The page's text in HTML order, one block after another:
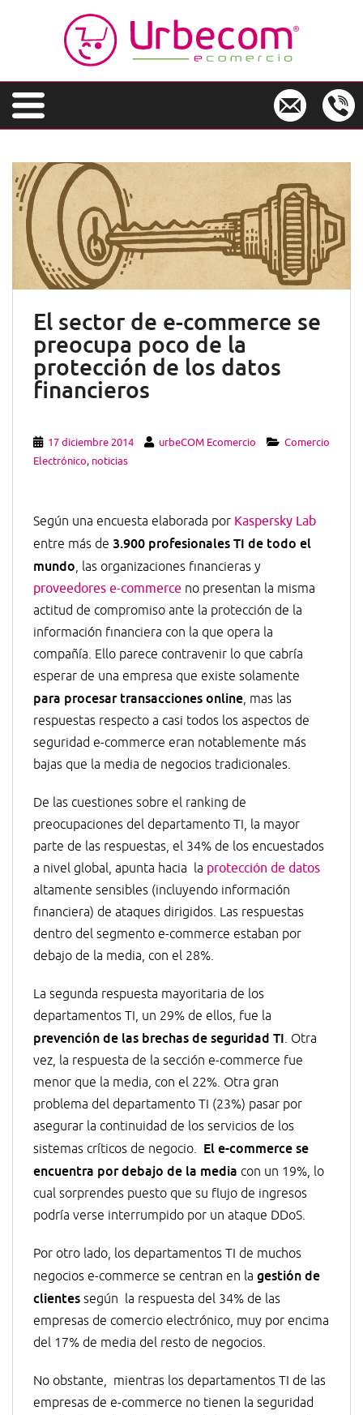
t
El sector de e-commerce se
preocupa poco de la
protección de los datos
financieros
17 diciembre 2014 urbeCOM Ecomercio
Comercio
Electrónico, noticias
Según una encuesta elaborada por Kaspersky Lab
entre más de 3.900 profesionales TI de todo el
mundo, las organizaciones financieras y
proveedores e-commerce no presentan la misma
actitud de compromiso ante la protección de la
información financiera con la que opera la
compañía. Ello parece contravenir lo que cabría
esperar de una empresa que existe solamente
para procesar transacciones online, mas las
respuestas respecto a casi todos los aspectos de
seguridad e-commerce eran notablemente más
bajas que la media de negocios tradicionales.
De las cuestiones sobre el ranking de
preocupaciones del departamento TI, la mayor
parte de las respuestas, el 34% de los encuestados
a nivel global, apunta hacia la protección de datos
altamente sensibles (incluyendo información
financiera) de ataques dirigidos. Las respuestas
dentro del segmento e-commerce estaban por
debajo de la media, con el 28%.
La segunda respuesta mayoritaria de los
departamentos TI, un 29% de ellos, fue la
prevención de las brechas de seguridad TI. Otra
vez, la respuesta de la sección e-commerce fue
menor que la media, con el 22%. Otra gran
problema del departamento TI (23%) pasar por
asegurar la continuidad de los servicios de los
sistemas críticos de negocio. El e-commerce se
encuentra por debajo de la media con un 19%, lo
cual sorprendes puesto que su flujo de ingresos
podría verse interrumpido por un ataque DDoS.
Por otro lado, los departamentos TI de muchos
negocios e-commerce se centran en la gestión de
clientes según la respuesta del 34% de las
empresas de comercio electrónico, muy por encima
del 17% de media del resto de negocios.
No obstante, mientras los departamentos TI de las
empresas de e-commerce no tienen la seguridad